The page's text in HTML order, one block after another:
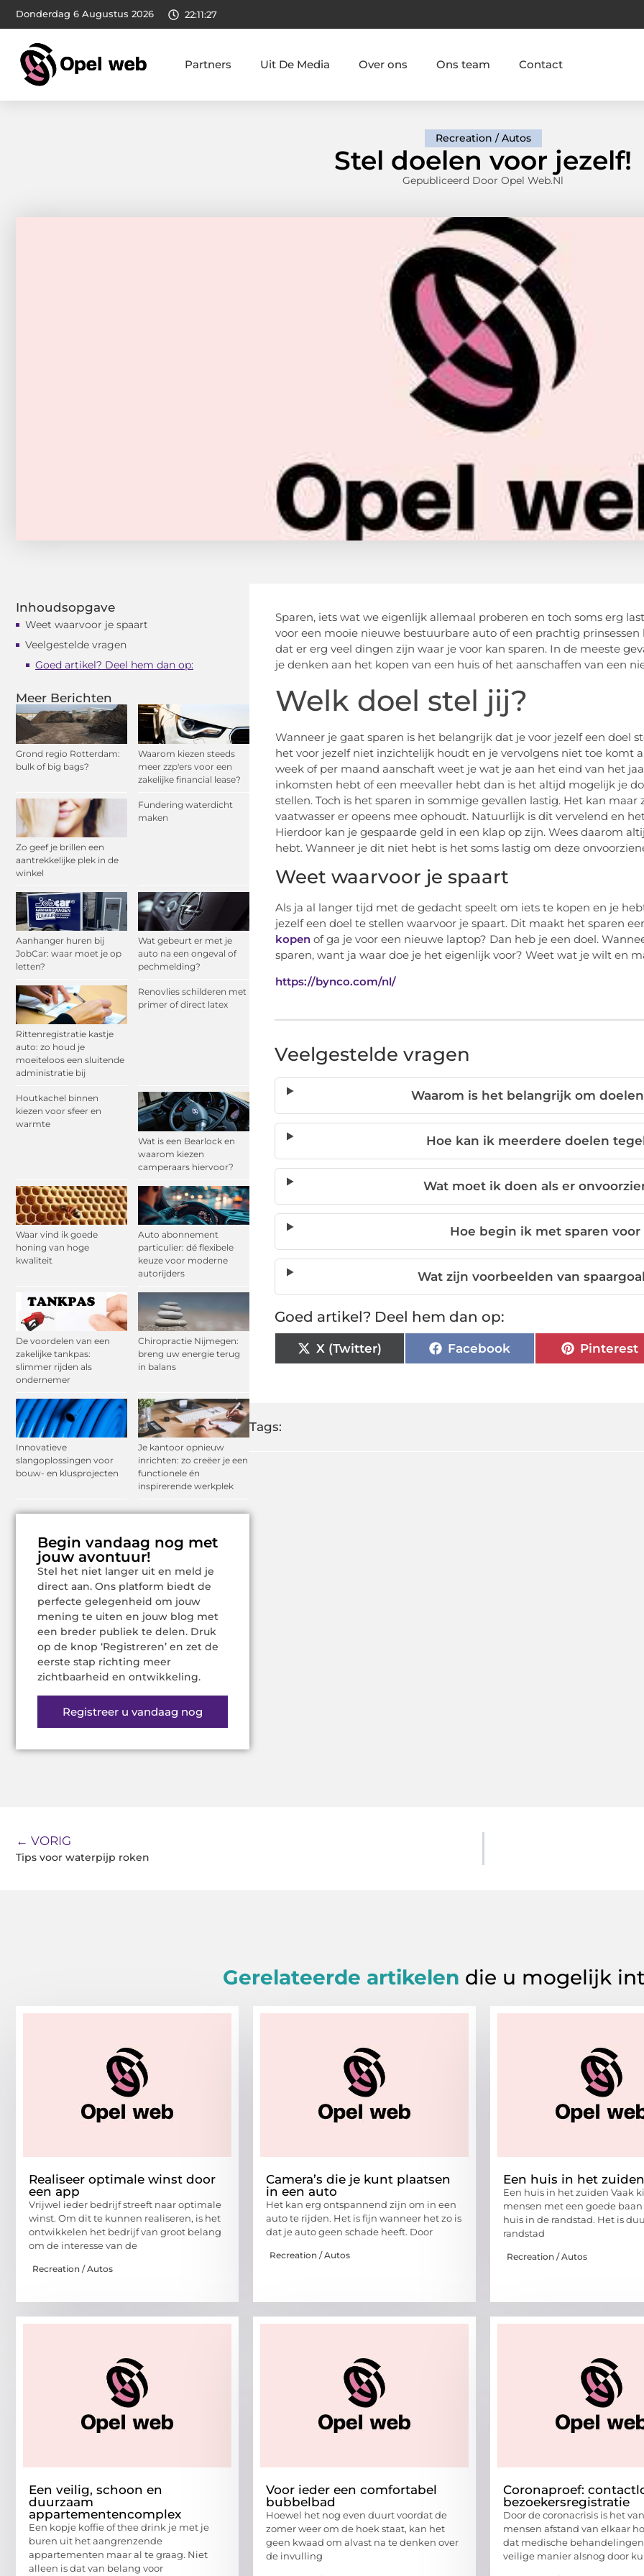
Donderdag 6 Augustus 2026 22:11:28
Partners Uit De Media Over ons Ons team Contact
Recreation / Autos
Stel doelen voor jezelf!
Gepubliceerd Door Opel Web.nl
Inhoudsopgave
Weet waarvoor je spaart
Veelgestelde vragen
Goed artikel? Deel hem dan op:
Meer Berichten
Grond regio Rotterdam:
bulk of big bags?
Waarom kiezen steeds
meer zzp'ers voor een
zakelijke financial lease?
Zo geef je brillen een
aantrekkelijke plek in de
winkel
Fundering waterdicht
maken
Aanhanger huren bij
JobCar: waar moet je op
letten?
Wat gebeurt er met je
auto na een ongeval of
pechmelding?
Rittenregistratie kastje
auto: zo houd je
moeiteloos een sluitende
administratie bij
Renovlies schilderen met
primer of direct latex
Houtkachel binnen
kiezen voor sfeer en
warmte
Wat is een Bearlock en
waarom kiezen
camperaars hiervoor?
Waar vind ik goede
honing van hoge
kwaliteit
Auto abonnement
particulier: dé flexibele
keuze voor moderne
autorijders
De voordelen van een
zakelijke tankpas:
slimmer rijden als
ondernemer
Chiropractie Nijmegen:
breng uw energie terug
in balans
Innovatieve
slangoplossingen voor
bouw- en klusprojecten
Je kantoor opnieuw
inrichten: zo creëer je een
functionele én
inspirerende werkplek
Begin vandaag nog met
jouw avontuur!
Stel het niet langer uit en meld je
direct aan. Ons platform biedt de
perfecte gelegenheid om jouw
mening te uiten en jouw blog met
een breder publiek te delen. Druk
op de knop ‘Registreren’ en zet de
eerste stap richting meer
zichtbaarheid en ontwikkeling.
Registreer u vandaag nog
Sparen, iets wat we eigenlijk allemaal proberen en toch soms erg
voor een mooie nieuwe bestuurbare auto of een prachtig
dat er erg veel dingen zijn waar je voor kan sparen. In de meeste
je denken aan het kopen van een huis of het aanschaffen van een
Welk doel stel jij?
Wanneer je gaat sparen is het belangrijk dat je voor jezelf een doel
het voor jezelf niet inzichtelijk houdt en je vervolgens niet toe komt
week of per maand aanschaft weet je wat je aan het eind van het
inkomsten hebt of een meevaller hebt dan is het altijd mogelijk je
stellen. Toch is het sparen in sommige gevallen lastig. Het kan
vaatwasser er opeens mee ophoudt. Natuurlijk is dit vervelend en
Hierdoor kan je gespaarde geld in een klap op zijn. Wees daarom
hebt. Wanneer je dit niet hebt is het soms lastig om deze
Weet waarvoor je spaart
Als ja al langer tijd met de gedacht speelt om iets te kopen en je
jezelf een doel te stellen waarvoor je spaart. Dit maakt het sparen
kopen of ga je voor een nieuwe laptop? Dan heb je een doel.
sparen, want ja waar doe je het eigenlijk voor? Weet wat je wilt en
https://bynco.com/nl/
Veelgestelde vragen
Waarom is het belangrijk om
Hoe kan ik meerdere doelen
Wat moet ik doen als er
Hoe begin ik met sparen
Wat zijn voorbeelden van
Goed artikel? Deel hem dan op:
X (Twitter) Facebook Pinterest
Tags:
← VORIG
Tips voor waterpijp roken
Gerelateerde artikelen die u mogelijk
Realiseer optimale winst door
een app
Vrijwel ieder bedrijf streeft naar optimale
winst. Om dit te kunnen realiseren, is het
ontwikkelen het bedrijf van groot belang
om de interesse van de
Recreation / Autos
Camera’s die je kunt plaatsen
in een auto
Het kan erg ontspannend zijn om in een
auto te rijden. Het is fijn wanneer het zo is
dat je auto geen schade heeft. Door
Recreation / Autos
Een huis in het zuiden
Een huis in het zuiden Vaak
mensen met een goede baan
huis in de randstad. Het is
randstad
Recreation / Autos
Een veilig, schoon en
duurzaam
appartementencomplex
Een kopje koffie of thee drink je met je
buren uit het aangrenzende
appartementen maar al te graag. Niet
alleen is dat van belang voor
Voor ieder een comfortabel
bubbelbad
Hoewel het nog even duurt voordat de
zomer weer om de hoek staat, kan het
geen kwaad om alvast na te denken over
de invulling
Coronaproef:
bezoekersregistratie
Door de coronacrisis is het
mensen afstand van elkaar
dat medische
veilige manier alsnog door